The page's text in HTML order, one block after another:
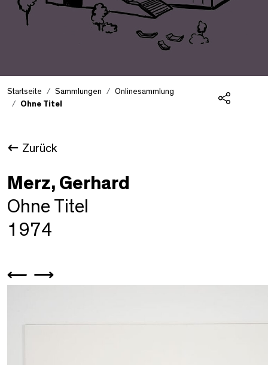
Startseite Sammlungen
Onlinesammlung
Ohne Titel
Zurück
Merz, Gerhard
Ohne Titel
1974